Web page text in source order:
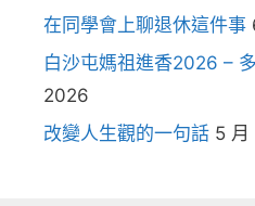
在同學會上聊退休這件事
白沙屯媽祖進香2026 –
2026
改變人生觀的一句話 5